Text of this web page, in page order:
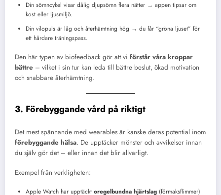
Din sömncykel visar dålig djupsömn flera nätter → appen tipsar om
kost eller ljusmiljö.
Din vilopuls är låg och återhämtning hög → du får “gröna ljuset” för
ett hårdare träningspass.
Den här typen av biofeedback gör att vi förstår våra kroppar
bättre – vilket i sin tur kan leda till bättre beslut, ökad motivation
och snabbare återhämtning.
3. Förebyggande vård på riktigt
Det mest spännande med wearables är kanske deras potential inom
förebyggande hälsa. De upptäcker mönster och avvikelser innan
du själv gör det – eller innan det blir allvarligt.
Exempel från verkligheten:
Apple Watch har upptäckt oregelbundna hjärtslag (förmaksflimmer)